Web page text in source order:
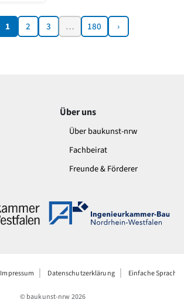
1 2 3 … 180 ›
Über uns
Über baukunst-nrw
Fachbeirat
Freunde & Förderer
Impressum Datenschutzerklärung Einfache Sprache
© baukunst-nrw2026